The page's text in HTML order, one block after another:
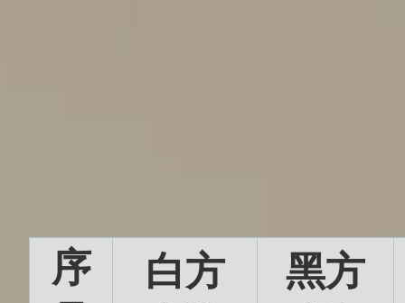
序
白方
黑方